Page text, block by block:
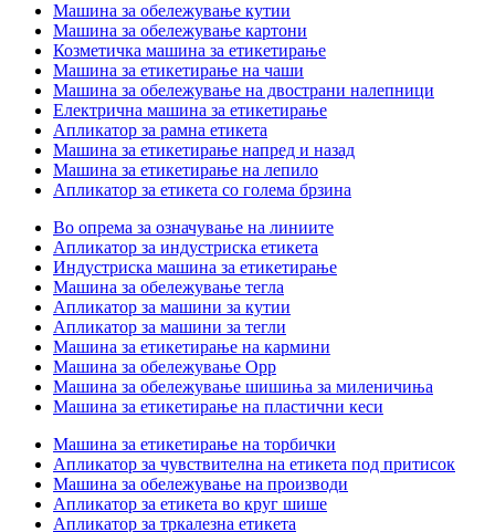
Машина за обележување кутии
Машина за обележување картони
Козметичка машина за етикетирање
Машина за етикетирање на чаши
Машина за обележување на двострани налепници
Електрична машина за етикетирање
Апликатор за рамна етикета
Машина за етикетирање напред и назад
Машина за етикетирање на лепило
Апликатор за етикета со голема брзина
Во опрема за означување на линиите
Апликатор за индустриска етикета
Индустриска машина за етикетирање
Машина за обележување тегла
Апликатор за машини за кутии
Апликатор за машини за тегли
Машина за етикетирање на кармини
Машина за обележување Opp
Машина за обележување шишиња за миленичиња
Машина за етикетирање на пластични кеси
Машина за етикетирање на торбички
Апликатор за чувствителна на етикета под притисок
Машина за обележување на производи
Апликатор за етикета во круг шише
Апликатор за тркалезна етикета